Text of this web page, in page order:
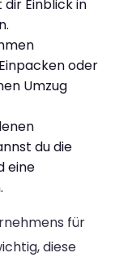
Einblick in
oder
Umzug
du die
eine
für
diese